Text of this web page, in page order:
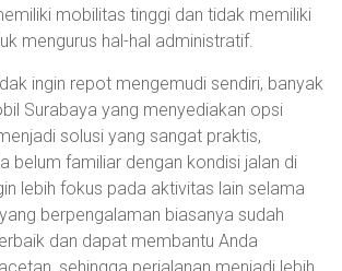
mobilitas tinggi dan tidak memiliki
mengurus hal-hal administratif.
ingin repot mengemudi sendiri, banyak
Surabaya yang menyediakan opsi
solusi yang sangat praktis,
belum familiar dengan kondisi jalan di
lebih fokus pada aktivitas lain selama
berpengalaman biasanya sudah
dan dapat membantu Anda